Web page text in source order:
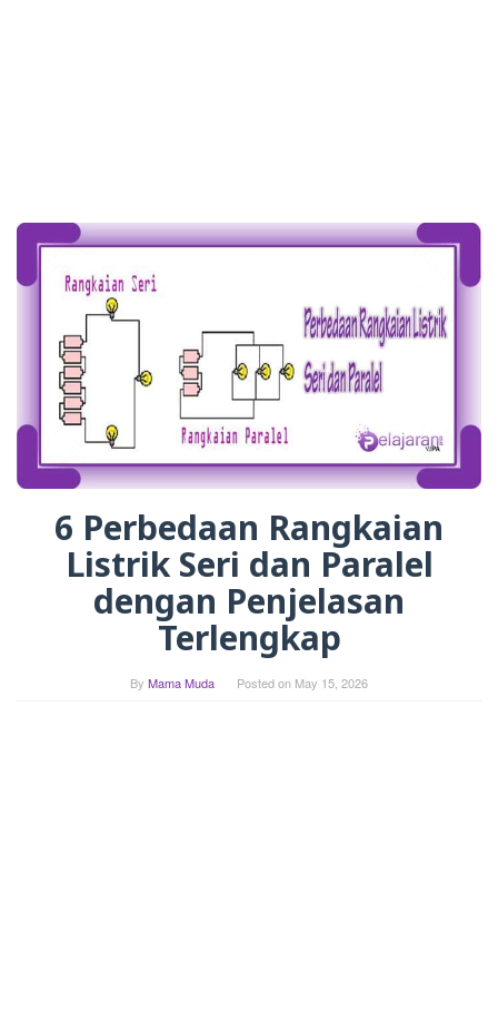
6 Perbedaan Rangkaian
Listrik Seri dan Paralel
dengan Penjelasan
Terlengkap
By Mama Muda Posted on May 15, 2026